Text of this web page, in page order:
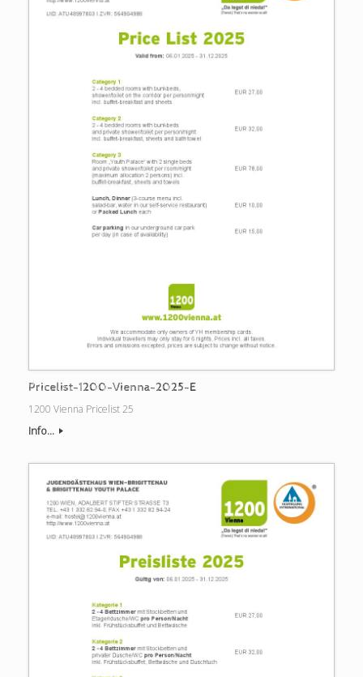
Pricelist-1200-Vienna-2025-E
1200 Vienna Pricelist 25
Info...